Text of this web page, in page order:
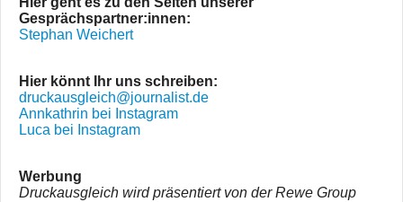
Gesprächspartner:innen:
Stephan Weichert
Hier könnt Ihr uns schreiben:
druckausgleich@journalist.de
Annkathrin bei Instagram
Luca bei Instagram
Werbung
Druckausgleich wird präsentiert von der Rewe Group